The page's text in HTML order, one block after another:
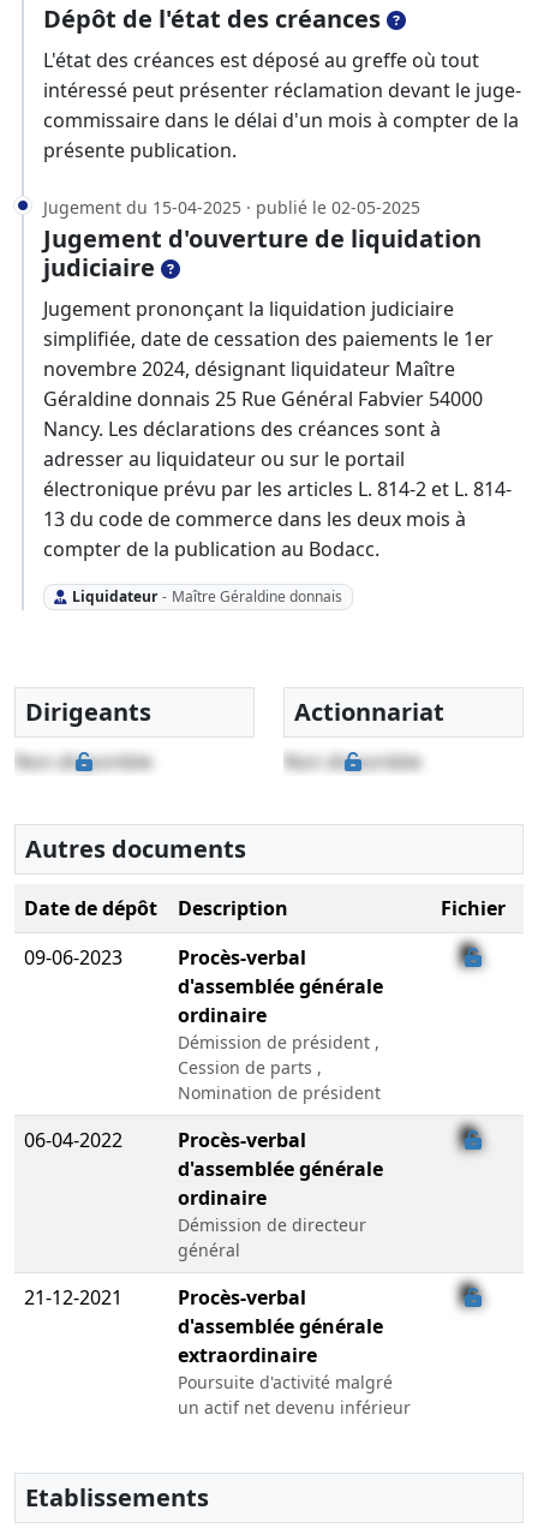
Dépôt de l'état des créances
L'état des créances est déposé au greffe où tout
intéressé peut présenter réclamation devant le juge-
commissaire dans le délai d'un mois à compter de la
présente publication.
Jugement du 15-04-2025 · publié le 02-05-2025
Jugement d'ouverture de liquidation
judiciaire
Jugement prononçant la liquidation judiciaire
simplifiée, date de cessation des paiements le 1er
novembre 2024, désignant liquidateur Maître
Géraldine donnais 25 Rue Général Fabvier 54000
Nancy. Les déclarations des créances sont à
adresser au liquidateur ou sur le portail
électronique prévu par les articles L. 814-2 et L. 814-
13 du code de commerce dans les deux mois à
compter de la publication au Bodacc.
Liquidateur - Maître Géraldine donnais
Dirigeants
Non disponible
Actionnariat
Non disponible
Autres documents
Date de dépôt Description
Fichier
09-06-2023
Procès-verbal
d'assemblée générale
ordinaire
Démission de président ,
Cession de parts ,
Nomination de président
06-04-2022
Procès-verbal
d'assemblée générale
ordinaire
Démission de directeur
général
21-12-2021
Procès-verbal
d'assemblée générale
extraordinaire
Poursuite d'activité malgré
un actif net devenu inférieur
26-09-2018
Décision(s) du président,
Acte sous seing privé,
Etablissements